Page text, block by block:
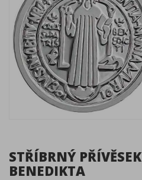
STŘÍBRNÝ
BENEDIKTA